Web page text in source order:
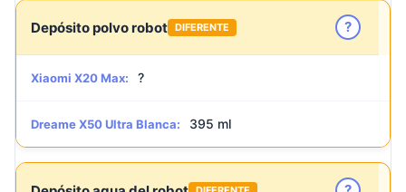
Depósito polvo robot DIFERENTE ?
Xiaomi X20 Max: ?
Dreame X50 Ultra Blanca: 395 ml